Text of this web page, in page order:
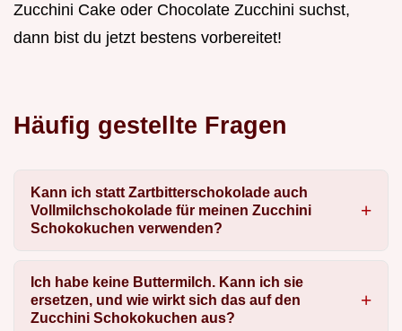
Zucchini Cake oder Chocolate Zucchini suchst,
dann bist du jetzt bestens vorbereitet!
Häufig gestellte Fragen
Kann ich statt Zartbitterschokolade auch
Vollmilchschokolade für meinen Zucchini
Schokokuchen verwenden?
Ich habe keine Buttermilch. Kann ich sie
ersetzen, und wie wirkt sich das auf den
Zucchini Schokokuchen aus?